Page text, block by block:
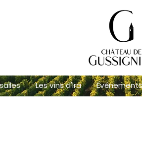
Les vins d'Ira Événements